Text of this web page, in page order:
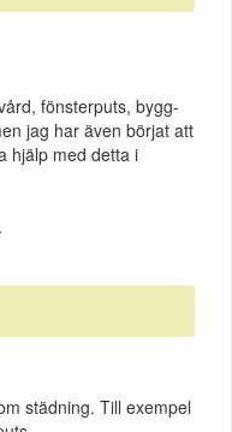
fönsterputs, bygg-
jag har även börjat att
hjälp med detta i
städning. Till exempel